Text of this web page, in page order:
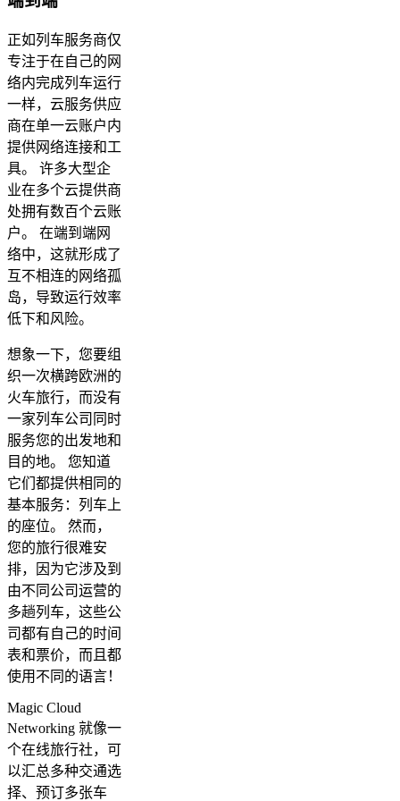
正如列车服务商仅
专注于在自己的网
络内完成列车运行
一样，云服务供应
商在单一云账户内
提供网络连接和工
具。 许多大型企
业在多个云提供商
处拥有数百个云账
户。 在端到端网
络中，这就形成了
互不相连的网络孤
岛，导致运行效率
低下和风险。
想象一下，您要组
织一次横跨欧洲的
火车旅行，而没有
一家列车公司同时
服务您的出发地和
目的地。 您知道
它们都提供相同的
基本服务：列车上
的座位。 然而，
您的旅行很难安
排，因为它涉及到
由不同公司运营的
多趟列车，这些公
司都有自己的时间
表和票价，而且都
使用不同的语言！
Magic Cloud
Networking 就像一
个在线旅行社，可
以汇总多种交通选
择、预订多张车